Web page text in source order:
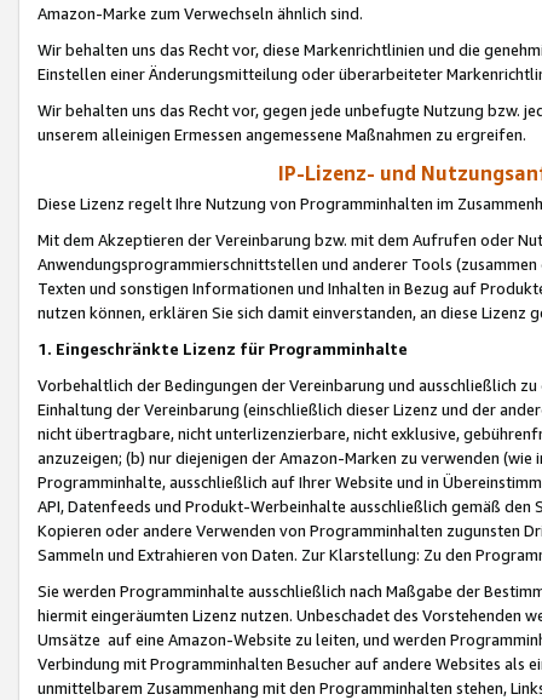
Amazon-Marke zum Verwechseln ähnlich sind.
Wir behalten uns das Recht vor, diese Markenrichtlinien und die
Einstellen einer Änderungsmitteilung oder überarbeiteter
Wir behalten uns das Recht vor, gegen jede unbefugte Nutzung bzw.
unserem alleinigen Ermessen angemessene Maßnahmen zu ergreifen.
IP-Lizenz- und
Diese Lizenz regelt Ihre Nutzung von Programminhalten im
Mit dem Akzeptieren der Vereinbarung bzw. mit dem Aufrufen oder
Anwendungsprogrammierschnittstellen und anderer Tools (zusammen
Texten und sonstigen Informationen und Inhalten in Bezug auf
nutzen können, erklären Sie sich damit einverstanden, an diese Lizenz
1. Eingeschränkte Lizenz für Programminhalte
Vorbehaltlich der Bedingungen der Vereinbarung und ausschließlich
Einhaltung der Vereinbarung (einschließlich dieser Lizenz und der
nicht übertragbare, nicht unterlizenzierbare, nicht exklusive,
anzuzeigen; (b) nur diejenigen der Amazon-Marken zu verwenden
Programminhalte, ausschließlich auf Ihrer Website und in
API, Datenfeeds und Produkt-Werbeinhalte ausschließlich gemäß
Kopieren oder andere Verwenden von Programminhalten zugunsten
Sammeln und Extrahieren von Daten. Zur Klarstellung: Zu den
Sie werden Programminhalte ausschließlich nach Maßgabe der
hiermit eingeräumten Lizenz nutzen. Unbeschadet des Vorstehenden
Umsätze auf eine Amazon-Website zu leiten, und werden
Verbindung mit Programminhalten Besucher auf andere Websites als
unmittelbarem Zusammenhang mit den Programminhalten stehen,